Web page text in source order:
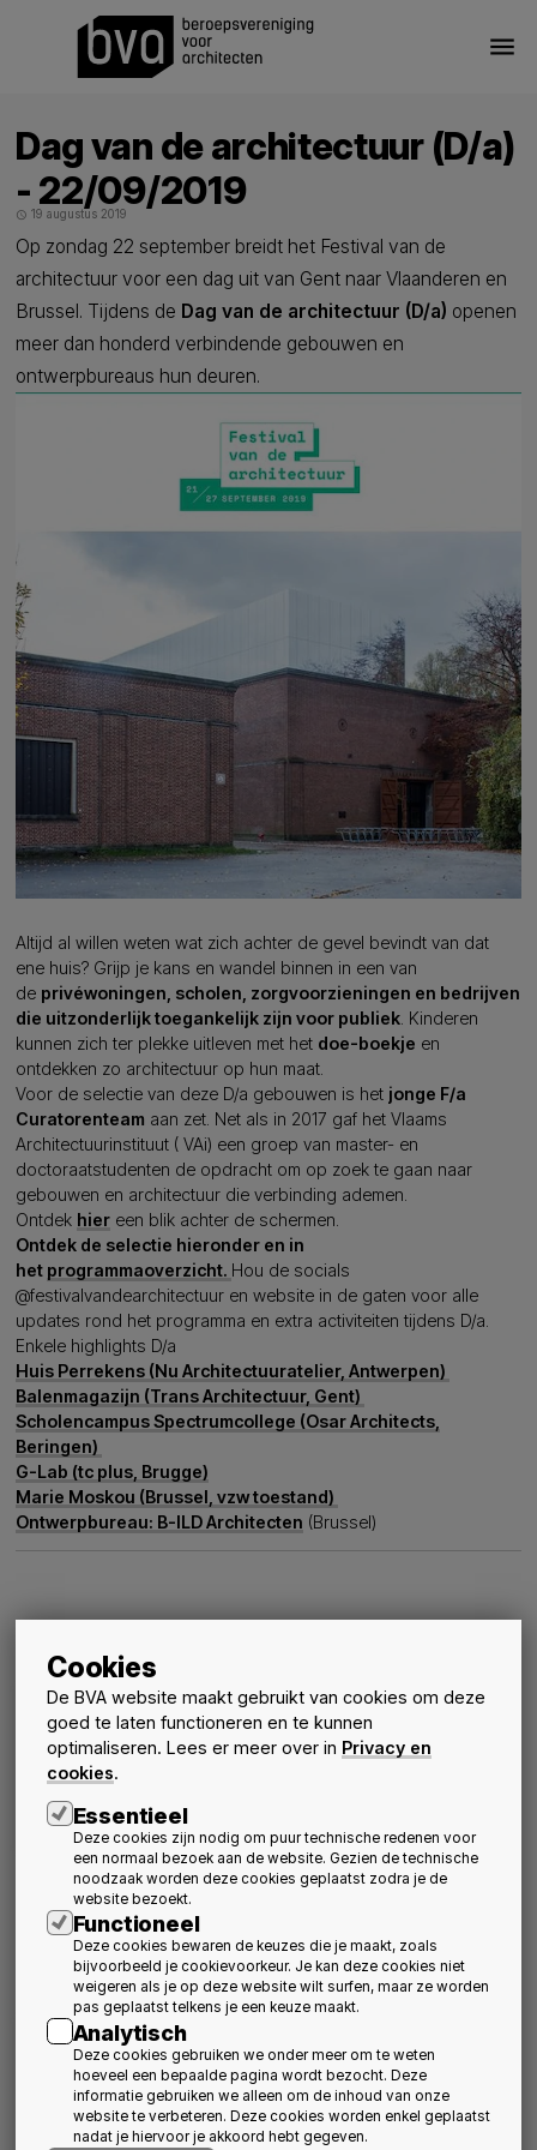
Cookies
De BVA website maakt gebruikt van cookies om deze
goed te laten functioneren en te kunnen
optimaliseren. Lees er meer over in Privacy en
cookies.
Essentieel
Deze cookies zijn nodig om puur technische redenen voor
een normaal bezoek aan de website. Gezien de technische
noodzaak worden deze cookies geplaatst zodra je de
website bezoekt.
Functioneel
Deze cookies bewaren de keuzes die je maakt, zoals
bijvoorbeeld je cookievoorkeur. Je kan deze cookies niet
weigeren als je op deze website wilt surfen, maar ze worden
pas geplaatst telkens je een keuze maakt.
Analytisch
Deze cookies gebruiken we onder meer om te weten
hoeveel een bepaalde pagina wordt bezocht. Deze
informatie gebruiken we alleen om de inhoud van onze
website te verbeteren. Deze cookies worden enkel geplaatst
nadat je hiervoor je akkoord hebt gegeven.
menu
Dag van de architectuur (D/a)
- 22/09/2019
schedule 19 augustus 2019
Op zondag 22 september breidt het Festival van de
architectuur voor een dag uit van Gent naar Vlaanderen en
Brussel. Tijdens de Dag van de architectuur (D/a) openen
meer dan honderd verbindende gebouwen en
ontwerpbureaus hun deuren.
Altijd al willen weten wat zich achter de gevel bevindt van dat
ene huis? Grijp je kans en wandel binnen in een van
de privéwoningen, scholen, zorgvoorzieningen en bedrijven
die uitzonderlijk toegankelijk zijn voor publiek . Kinderen
kunnen zich ter plekke uitleven met het doe-boekje en
ontdekken zo architectuur op hun maat.
Voor de selectie van deze D/a gebouwen is het jonge F/a
Curatorenteam aan zet. Net als in 2017 gaf het Vlaams
Architectuurinstituut ( VAi) een groep van master- en
doctoraatstudenten de opdracht om op zoek te gaan naar
gebouwen en architectuur die verbinding ademen.
Ontdek hier een blik achter de schermen.
Ontdek de selectie hieronder en in
het programmaoverzicht. Hou de socials
@festivalvandearchitectuur en website in de gaten voor alle
updates rond het programma en extra activiteiten tijdens D/a.
Enkele highlights D/a
Huis Perrekens (Nu Architectuuratelier, Antwerpen)
Balenmagazijn (Trans Architectuur, Gent)
Scholencampus Spectrumcollege (Osar Architects,
Beringen)
G-Lab (tc plus, Brugge)
Marie Moskou (Brussel, vzw toestand)
Ontwerpbureau: B-ILD Architecten (Brussel)
Meer nieuws
Jonge architecten over
de opleiding en het
beroep van architect
Activiteiten Nieuws
20 oktober 2026
Sluit aan bij het
Herkenrode
schedule15 september 2026